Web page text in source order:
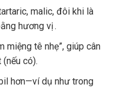
malic, đôi khi là
hương vị .
miệng tê nhẹ”, giúp cân
có).
hơn—ví dụ như trong